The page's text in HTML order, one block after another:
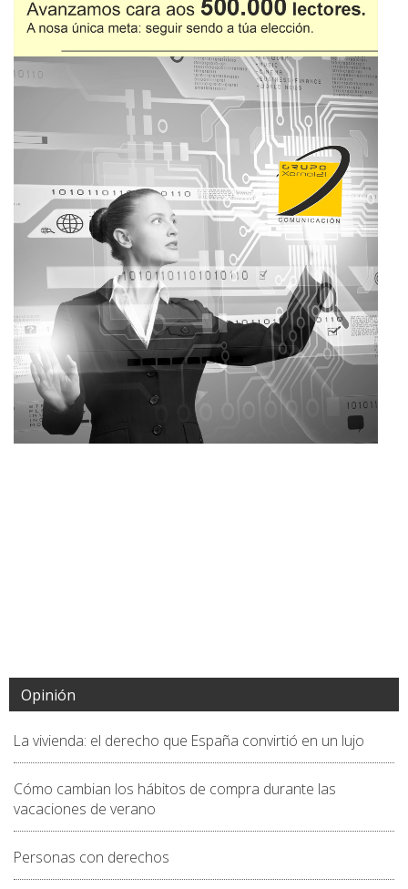
Opinión
La vivienda: el derecho que España convirtió en un lujo
Cómo cambian los hábitos de compra durante las
vacaciones de verano
Personas con derechos